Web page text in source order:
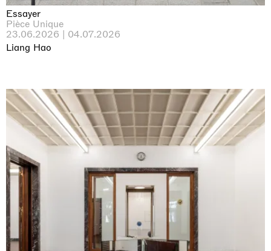
Essayer
Pièce Unique
23.06.2026 | 04.07.2026
Liang Hao